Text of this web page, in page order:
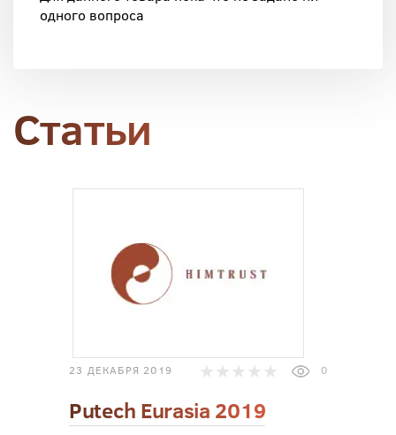
одного вопроса
Статьи
23 ДЕКАБРЯ 2019 0
Putech Eurasia 2019